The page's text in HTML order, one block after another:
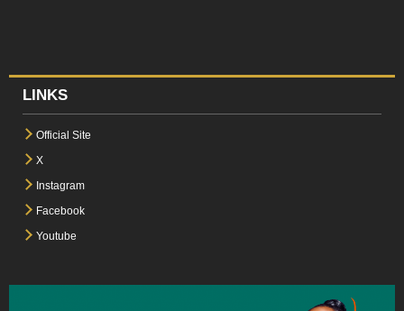
LINKS
Official Site
X
Instagram
Facebook
Youtube